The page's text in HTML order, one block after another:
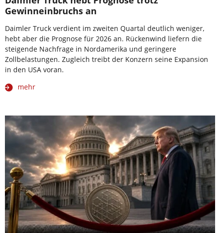
Gewinneinbruchs an
Daimler Truck verdient im zweiten Quartal deutlich weniger,
hebt aber die Prognose für 2026 an. Rückenwind liefern die
steigende Nachfrage in Nordamerika und geringere
Zollbelastungen. Zugleich treibt der Konzern seine Expansion
in den USA voran.
mehr